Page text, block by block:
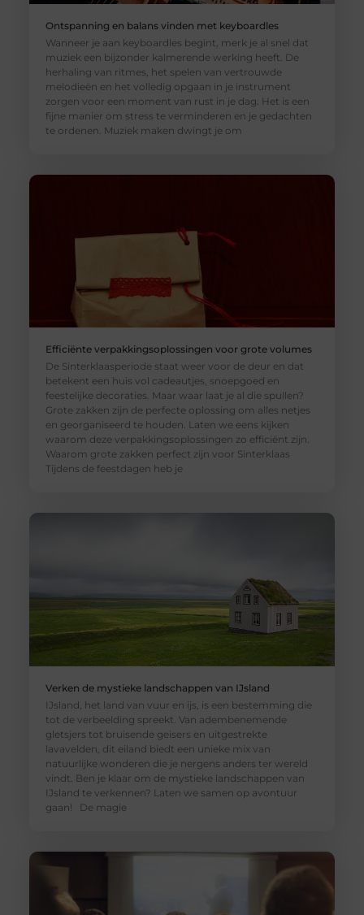
Ontspanning en balans vinden met keyboardles
Wanneer je aan keyboardles begint, merk je al snel dat
muziek een bijzonder kalmerende werking heeft. De
herhaling van ritmes, het spelen van vertrouwde
melodieën en het volledig opgaan in je instrument
zorgen voor een moment van rust in je dag. Het is een
fijne manier om stress te verminderen en je gedachten
te ordenen. Muziek maken dwingt je om
Efficiënte verpakkingsoplossingen voor grote volumes
De Sinterklaasperiode staat weer voor de deur en dat
betekent een huis vol cadeautjes, snoepgoed en
feestelijke decoraties. Maar waar laat je al die spullen?
Grote zakken zijn de perfecte oplossing om alles netjes
en georganiseerd te houden. Laten we eens kijken
waarom deze verpakkingsoplossingen zo efficiënt zijn.
Waarom grote zakken perfect zijn voor Sinterklaas
Tijdens de feestdagen heb je
Verken de mystieke landschappen van IJsland
IJsland, het land van vuur en ijs, is een bestemming die
tot de verbeelding spreekt. Van adembenemende
gletsjers tot bruisende geisers en uitgestrekte
lavavelden, dit eiland biedt een unieke mix van
natuurlijke wonderen die je nergens anders ter wereld
vindt. Ben je klaar om de mystieke landschappen van
IJsland te verkennen? Laten we samen op avontuur
gaan! De magie